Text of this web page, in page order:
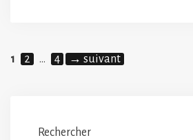
Page
1 Page
2 … Page
4 → suivant
Rechercher